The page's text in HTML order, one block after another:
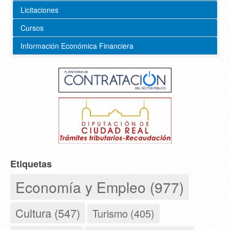
Licitaciones
Cursos
Información Económica Financiera
Etiquetas
Economía y Empleo (977)
Cultura (547) Turismo (405)